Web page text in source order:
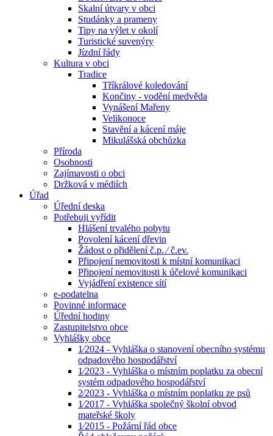
Skalní útvary v obci
Studánky a prameny
Tipy na výlet v okolí
Turistické suvenýry
Jízdní řády
Kultura v obci
Tradice
Tříkrálové koledování
Končiny - vodění medvěda
Vynášení Mařeny
Velikonoce
Stavění a kácení máje
Mikulášská obchůzka
Příroda
Osobnosti
Zajímavosti o obci
Držková v médiích
Úřad
Úřední deska
Potřebuji vyřídit
Hlášení trvalého pobytu
Povolení kácení dřevin
Žádost o přidělení č.p. ⁄ č.ev.
Připojení nemovitosti k místní komunikaci
Připojení nemovitosti k účelové komunikaci
Vyjádření existence sítí
e-podatelna
Povinné informace
Úřední hodiny
Zastupitelstvo obce
Vyhlášky obce
1⁄2024 - Vyhláška o stanovení obecního systému
odpadového hospodářství
1⁄2023 - Vyhláška o místním poplatku za obecní
systém odpadového hospodářství
2⁄2023 - Vyhláška o místním poplatku ze psů
1⁄2017 - Vyhláška společný školní obvod
mateřské školy
1⁄2015 - Požární řád obce